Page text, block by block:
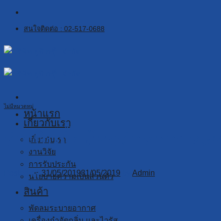
Skip
contentสนใจติดต่อ : 02-517-0688
หน้าแรก
เกี่ยวกับเรา
เกี่ยวกับเรา
งานวิจัย
การรับประกัน
นโยบายความเป็นส่วนตัว
สินค้า
พัดลมระบายอากาศ
ไม่มีหมวดหมู่
จำเป็นมั้ยต้องทำความสะ
Posted on31/05/201931/05/2019 Admin